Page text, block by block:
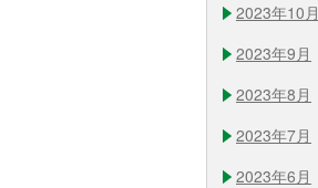
2023年10月
2023年9月
2023年8月
2023年7月
2023年6月